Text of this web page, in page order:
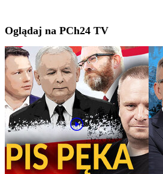
Oglądaj na PCh24 TV